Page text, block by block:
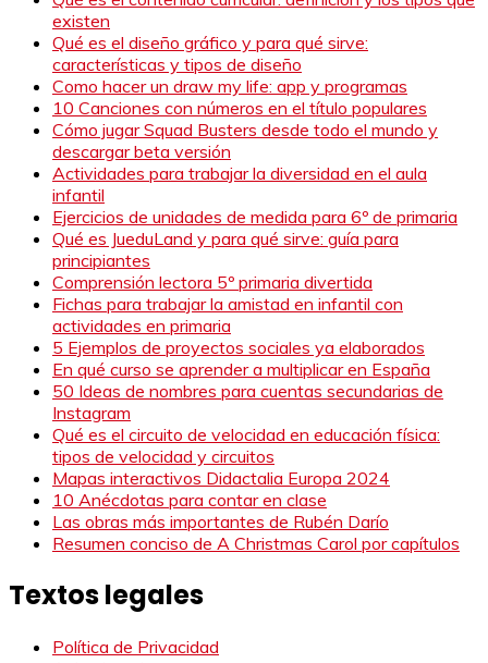
existen
Qué es el diseño gráfico y para qué sirve:
características y tipos de diseño
Como hacer un draw my life: app y programas
10 Canciones con números en el título populares
Cómo jugar Squad Busters desde todo el mundo y
descargar beta versión
Actividades para trabajar la diversidad en el aula
infantil
Ejercicios de unidades de medida para 6º de primaria
Qué es JueduLand y para qué sirve: guía para
principiantes
Comprensión lectora 5º primaria divertida
Fichas para trabajar la amistad en infantil con
actividades en primaria
5 Ejemplos de proyectos sociales ya elaborados
En qué curso se aprender a multiplicar en España
50 Ideas de nombres para cuentas secundarias de
Instagram
Qué es el circuito de velocidad en educación física:
tipos de velocidad y circuitos
Mapas interactivos Didactalia Europa 2024
10 Anécdotas para contar en clase
Las obras más importantes de Rubén Darío
Resumen conciso de A Christmas Carol por capítulos
Textos legales
Política de Privacidad